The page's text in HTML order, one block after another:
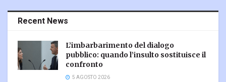
Recent News
L’imbarbarimento del dialogo
pubblico: quando l’insulto sostituisce il
confronto
5 AGOSTO 2026